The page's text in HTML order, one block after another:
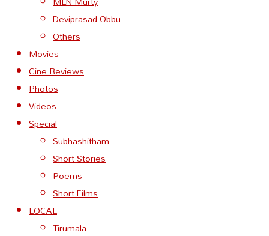
Deviprasad Obbu
Others
Movies
Cine Reviews
Photos
Videos
Special
Subhashitham
Short Stories
Poems
Short Films
LOCAL
Tirumala